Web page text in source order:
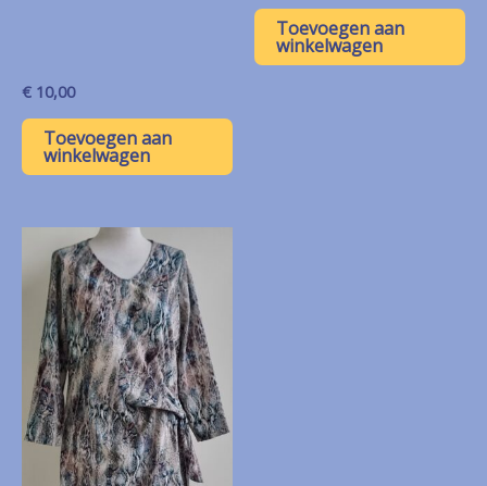
€ 10,00
Toevoegen aan
winkelwagen
Toevoegen aan
winkelwagen